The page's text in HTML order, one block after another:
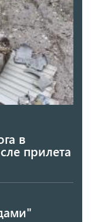
в
прилета